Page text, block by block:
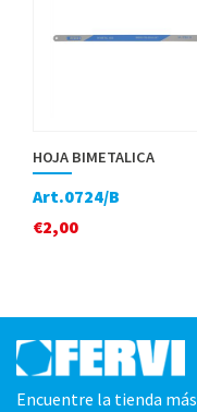
HOJA BIMETALICA
Art.0724/B
€2,00
Encuentre la tienda más